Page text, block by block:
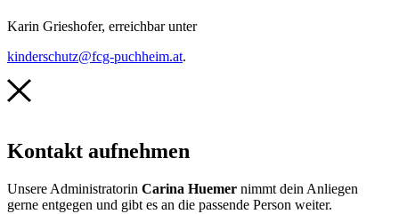
Karin Grieshofer, erreichbar unter
kinderschutz@fcg-puchheim.at.
Kontakt aufnehmen
Unsere Administratorin Carina Huemer nimmt dein Anliegen
gerne entgegen und gibt es an die passende Person weiter.